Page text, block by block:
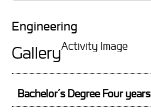
Engineering
Activity Image
Gallery
Bachelor’s Degree Four years